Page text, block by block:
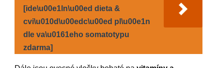
[ide\u00e1ln\u00ed dieta &
cvi\u010d\u00edc\u00ed pl\u00e1n
dle va\u0161eho somatotypu
zdarma]